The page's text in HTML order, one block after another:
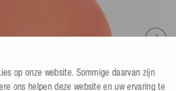
op onze website. Sommige daarvan zijn
ons helpen deze website en uw ervaring te